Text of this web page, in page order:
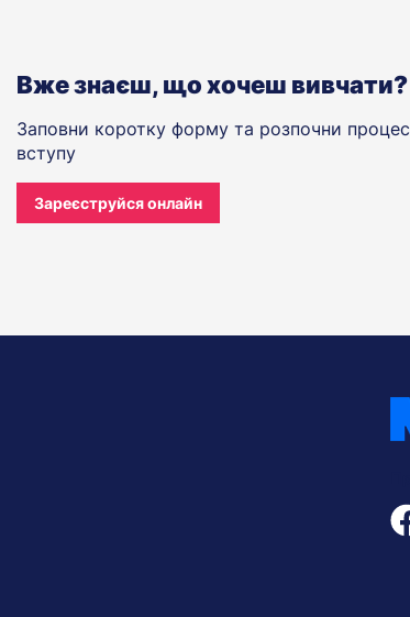
Вже знаєш, що хочеш вивчати?
Заповни коротку форму та розпочни процес
вступу
Зареєструйся онлайн